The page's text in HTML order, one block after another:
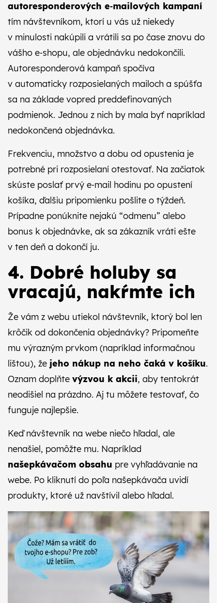
autoresponderových e‑mailových kampaní
tím návštevníkom, ktorí u vás už niekedy
v minulosti nakúpili a vrátili sa po čase znovu do
vášho e‑shopu, ale objednávku nedokončili.
Autoresponderová kampaň spočíva
v automaticky rozposielaných mailoch a spúšťa
sa na základe vopred preddefinovaných
podmienok. Jednou z nich by mala byť napríklad
nedokončená objednávka.
Frekvenciu, množstvo a dobu od opustenia je
potrebné pri rozposielaní otestovať. Na začiatok
skúste poslať prvý e‑mail hodinu po opustení
košíka, ďalšiu pripomienku pošlite o týždeň.
Prípadne ponúknite nejakú “odmenu” alebo
bonus k objednávke, ak sa zákazník vráti ešte
v ten deň a dokončí ju.
4. Dobré holuby sa
vracajú, nakŕmte ich
Že vám z webu utiekol návštevník, ktorý bol len
krôčik od dokončenia objednávky? Pripomeňte
mu výrazným prvkom (napríklad informačnou
lištou), že jeho nákup na neho čaká v košíku.
Oznam doplňte výzvou k akcii, aby tentokrát
neodišiel na prázdno. Aj tu môžete testovať, čo
funguje najlepšie.
Keď návštevník na webe niečo hľadal, ale
nenašiel, pomôžte mu. Napríklad
našepkávačom obsahu pre vyhľadávanie na
webe. Po kliknutí do poľa našepkávača uvidí
produkty, ktoré už navštívil alebo hľadal.